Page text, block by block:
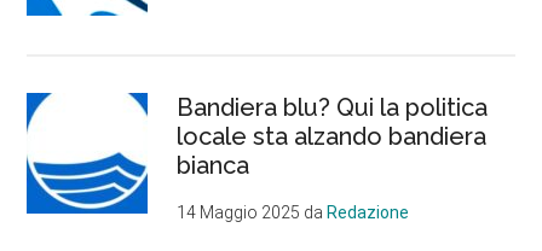
Bandiera blu? Qui la politica
locale sta alzando bandiera
bianca
14 Maggio 2025 daRedazione